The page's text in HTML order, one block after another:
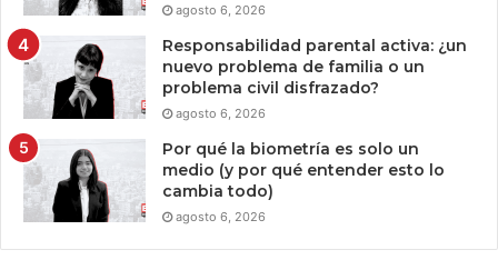
agosto 6, 2026
Responsabilidad parental activa: ¿un
nuevo problema de familia o un
problema civil disfrazado?
agosto 6, 2026
Por qué la biometría es solo un
medio (y por qué entender esto lo
cambia todo)
agosto 6, 2026